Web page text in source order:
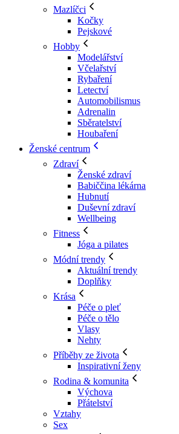
Mazlíčci
Kočky
Pejskové
Hobby
Modelářství
Včelařství
Rybaření
Letectví
Automobilismus
Adrenalin
Sběratelství
Houbaření
Ženské centrum
Zdraví
Ženské zdraví
Babiččina lékárna
Hubnutí
Duševní zdraví
Wellbeing
Fitness
Jóga a pilates
Módní trendy
Aktuální trendy
Doplňky
Krása
Péče o pleť
Péče o tělo
Vlasy
Nehty
Příběhy ze života
Inspirativní ženy
Rodina & komunita
Výchova
Přátelství
Vztahy
Sex